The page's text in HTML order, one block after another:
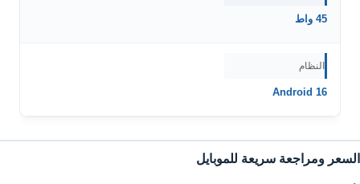
45 واط
النظام
Android 16
السعر ومراجعة سريعة للموبايل